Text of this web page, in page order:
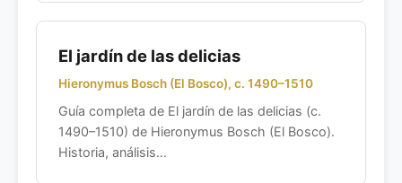
El jardín de las delicias
Hieronymus Bosch (El Bosco), c. 1490–1510
Guía completa de El jardín de las delicias (c.
1490–1510) de Hieronymus Bosch (El Bosco).
Historia, análisis...